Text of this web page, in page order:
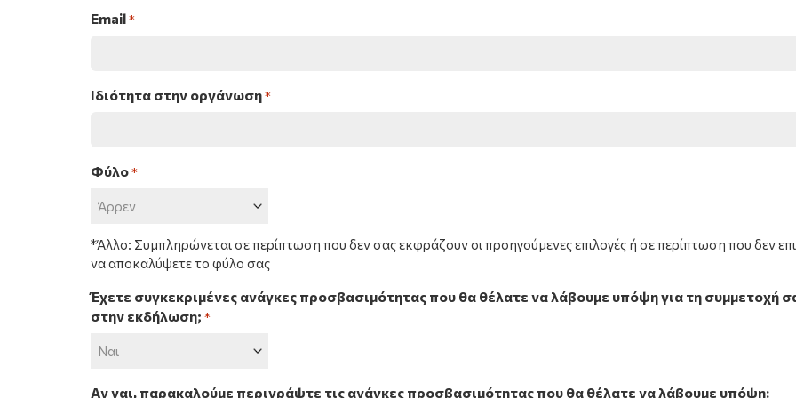
Email *
Ιδιότητα στην οργάνωση *
Φύλο *
*Άλλο: Συμπληρώνεται σε περίπτωση που δεν σας εκφράζουν οι προηγούμενες επιλογές ή σε περίπτωση που δεν
να αποκαλύψετε το φύλο σας
Έχετε συγκεκριμένες ανάγκες προσβασιμότητας που θα θέλατε να λάβουμε υπόψη για τη συμμετοχή
στην εκδήλωση; *
Αν ναι, παρακαλούμε περιγράψτε τις ανάγκες προσβασιμότητας που θα θέλατε να λάβουμε υπόψη: